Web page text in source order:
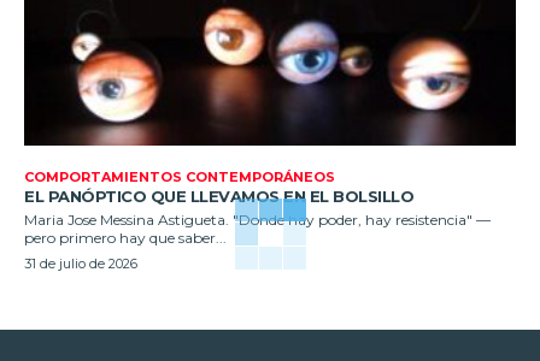
COMPORTAMIENTOS CONTEMPORÁNEOS
EL PANÓPTICO QUE LLEVAMOS EN EL BOLSILLO
Maria Jose Messina Astigueta. "Donde hay poder, hay resistencia" —
pero primero hay que saber...
31 de julio de 2026